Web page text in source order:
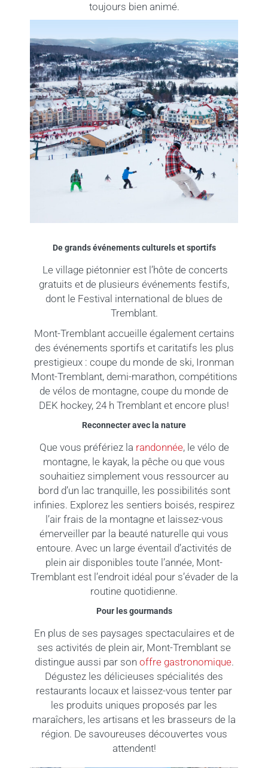
toujours bien animé.
De grands événements culturels et sportifs
Le village piétonnier est l’hôte de concerts
gratuits et de plusieurs événements festifs,
dont le Festival international de blues de
Tremblant.
Mont-Tremblant accueille également certains
des événements sportifs et caritatifs les plus
prestigieux : coupe du monde de ski, Ironman
Mont-Tremblant, demi-marathon, compétitions
de vélos de montagne, coupe du monde de
DEK hockey, 24 h Tremblant et encore plus!
Reconnecter avec la nature
Que vous préfériez la randonnée, le vélo de
montagne, le kayak, la pêche ou que vous
souhaitiez simplement vous ressourcer au
bord d’un lac tranquille, les possibilités sont
infinies. Explorez les sentiers boisés, respirez
l’air frais de la montagne et laissez-vous
émerveiller par la beauté naturelle qui vous
entoure. Avec un large éventail d’activités de
plein air disponibles toute l’année, Mont-
Tremblant est l’endroit idéal pour s’évader de la
routine quotidienne.
Pour les gourmands
En plus de ses paysages spectaculaires et de
ses activités de plein air, Mont-Tremblant se
distingue aussi par son offre gastronomique.
Dégustez les délicieuses spécialités des
restaurants locaux et laissez-vous tenter par
les produits uniques proposés par les
maraîchers, les artisans et les brasseurs de la
région. De savoureuses découvertes vous
attendent!